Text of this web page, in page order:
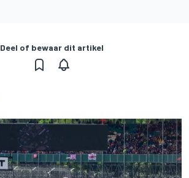
Deel of bewaar dit artikel